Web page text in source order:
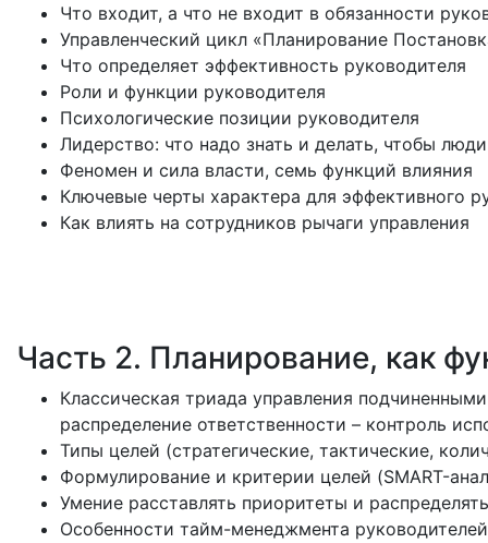
Что входит, а что не входит в обязанности
Управленческий цикл «Планирование
Что определяет эффективность руководителя
Роли и функции руководителя
Психологические позиции руководителя
Лидерство: что надо знать и делать, чтобы
Феномен и сила власти, семь функций влияния
Ключевые черты характера для эффективного
Как влиять на сотрудников рычаги управления
Часть 2. Планирование, как
Классическая триада управления
распределение ответственности – контроль
Типы целей (стратегические, тактические,
Формулирование и критерии целей (SMART-
Умение расставлять приоритеты и
Особенности тайм-менеджмента руководителей